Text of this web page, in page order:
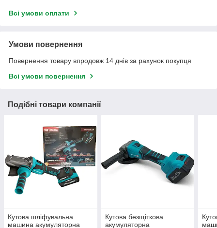
Всі умови оплати
Умови повернення
Повернення товару впродовж 14 днів за рахунок покупця
Всі умови повернення
Подібні товари компанії
Кутова шліфувальна
машина акумуляторна
Кутова безщіткова
акумуляторна